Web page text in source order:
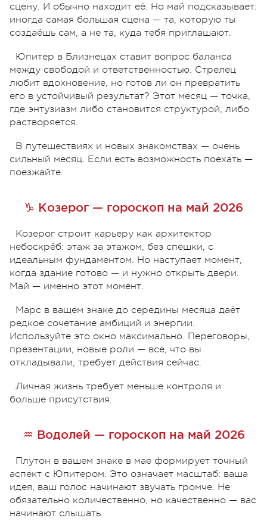
сцену. И обычно находит её. Но май подсказывает:
иногда самая большая сцена — та, которую ты
создаёшь сам, а не та, куда тебя приглашают.
Юпитер в Близнецах ставит вопрос баланса
между свободой и ответственностью. Стрелец
любит вдохновение, но готов ли он превратить
его в устойчивый результат? Этот месяц — точка,
где энтузиазм либо становится структурой, либо
растворяется.
В путешествиях и новых знакомствах — очень
сильный месяц. Если есть возможность поехать —
поезжайте.
♑ Козерог — гороскоп на май 2026
Козерог строит карьеру как архитектор
небоскрёб: этаж за этажом, без спешки, с
идеальным фундаментом. Но наступает момент,
когда здание готово — и нужно открыть двери.
Май — именно этот момент.
Марс в вашем знаке до середины месяца даёт
редкое сочетание амбиций и энергии.
Используйте это окно максимально. Переговоры,
презентации, новые роли — всё, что вы
откладывали, требует действия сейчас.
Личная жизнь требует меньше контроля и
больше присутствия.
♒ Водолей — гороскоп на май 2026
Плутон в вашем знаке в мае формирует точный
аспект с Юпитером. Это означает масштаб: ваша
идея, ваш голос начинают звучать громче. Не
обязательно количественно, но качественно — вас
начинают слышать.